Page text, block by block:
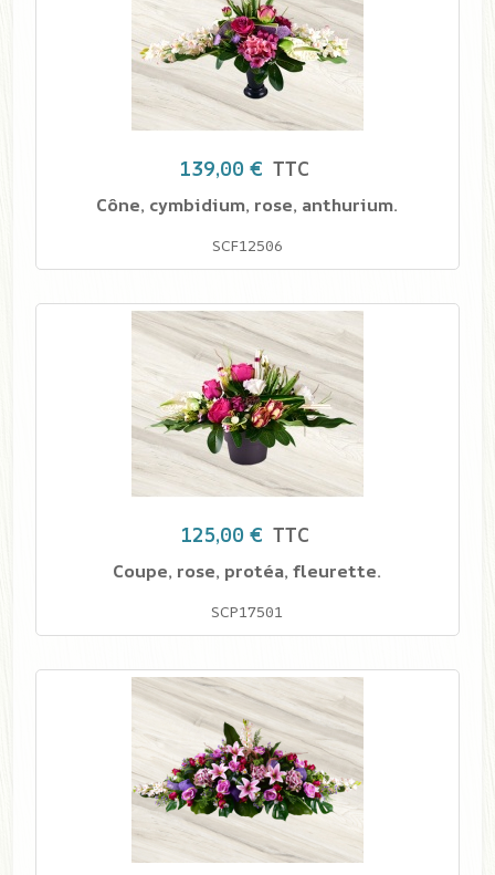
139,00 € TTC
Cône, cymbidium, rose, anthurium.
SCF12506
125,00 € TTC
Coupe, rose, protéa, fleurette.
SCP17501